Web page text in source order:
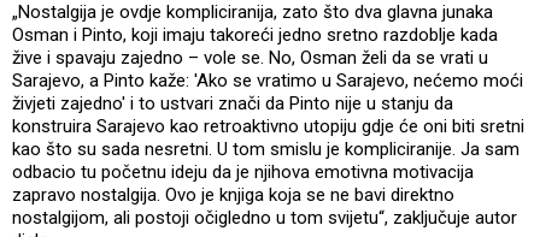
„Nostalgija je ovdje kompliciranija, zato što dva glavna junaka
Osman i Pinto, koji imaju takoreći jedno sretno razdoblje kada
žive i spavaju zajedno – vole se. No, Osman želi da se vrati u
Sarajevo, a Pinto kaže: 'Ako se vratimo u Sarajevo, nećemo moći
živjeti zajedno' i to ustvari znači da Pinto nije u stanju da
konstruira Sarajevo kao retroaktivno utopiju gdje će oni biti sretni
kao što su sada nesretni. U tom smislu je kompliciranije. Ja sam
odbacio tu početnu ideju da je njihova emotivna motivacija
zapravo nostalgija. Ovo je knjiga koja se ne bavi direktno
nostalgijom, ali postoji očigledno u tom svijetu“, zaključuje autor